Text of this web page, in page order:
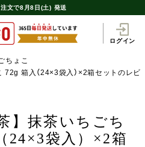
注文で8月8日(土) 発送
ログイン
ちょこ
72g 箱入（24×3袋入）×2箱セットのレビ
】抹茶いちごち
24×3袋入）×2箱